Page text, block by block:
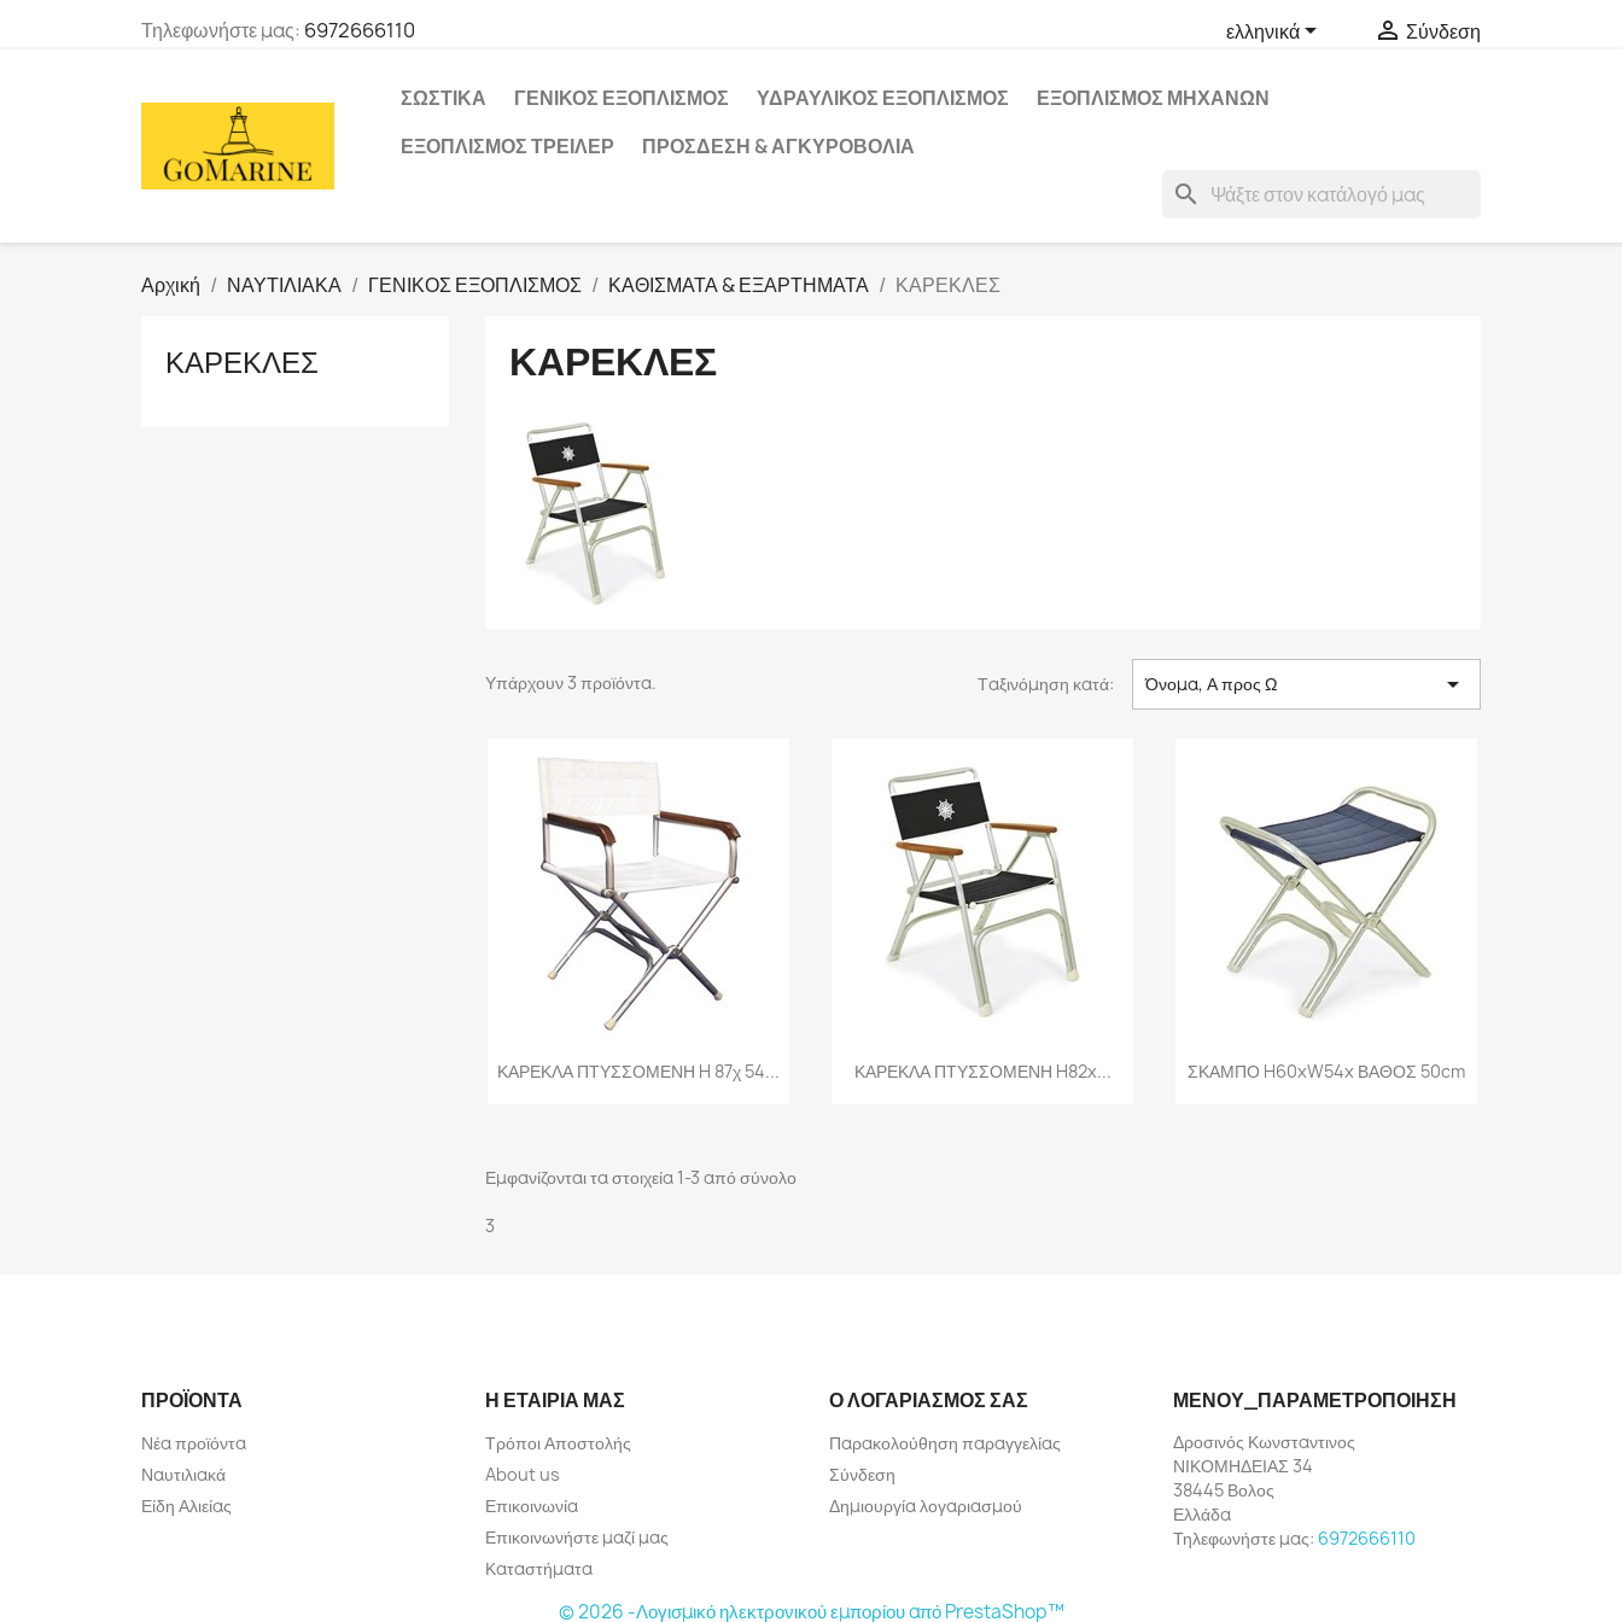
Τηλεφωνήστε μας: 6972666110 ελληνικά  Σύνδεση
ΣΩΣΤΙΚΑ ΓΕΝΙΚΟΣ ΕΞΟΠΛΙΣΜΟΣ ΥΔΡΑΥΛΙΚΟΣ ΕΞΟΠΛΙΣΜΟΣ
ΕΞΟΠΛΙΣΜΟΣ ΜΗΧΑΝΩΝ
ΕΞΟΠΛΙΣΜΟΣ ΤΡΕΙΛΕΡ
ΠΡΌΣΔΕΣΗ & ΑΓΚΥΡΟΒΌΛΙΑ
search
Αρχική ΝΑΥΤΙΛΙΑΚΑ ΓΕΝΙΚΟΣ ΕΞΟΠΛΙΣΜΟΣ ΚΑΘΙΣΜΑΤΑ & ΕΞΑΡΤΗΜΑΤΑ ΚΑΡΕΚΛΕΣ
ΚΑΡΕΚΛΕΣ ΚΑΡΕΚΛΕΣ
Υπάρχουν 3 προϊόντα. Ταξινόμηση κατά: Όνομα, Α προς Ω 
Γρήγορη προβολή
ΚΑΡΕΚΛΑ ΠΤΥΣΣΟΜΕΝΗ H 87χ 54... Γρήγορη προβολή
ΚΑΡΕΚΛΑ ΠΤΥΣΣΟΜΕΝΗ H82x...  Γρήγορη προβολή
ΣΚΑΜΠΟ H60xW54x ΒΑΘΟΣ 50cm
Εμφανίζονται τα στοιχεία 1-3 από σύνολο
3
ΠΡΟΪΌΝΤΑ
Νέα προϊόντα
Ναυτιλιακά
Είδη Αλιείας
Η ΕΤΑΙΡΊΑ ΜΑΣ
Τρόποι Αποστολής
About us
Επικοινωνία
Επικοινωνήστε μαζί μας
Καταστήματα
Ο ΛΟΓΑΡΙΑΣΜΌΣ ΣΑΣ
Παρακολούθηση παραγγελίας
Σύνδεση
Δημιουργία λογαριασμού
ΜΕΝΟΎ_ΠΑΡΑΜΕΤΡΟΠΟΊΗΣΗ
Δροσινός Κωνσταντινος
ΝΙΚΟΜΗΔΕΙΑΣ 34
38445 Βολος
Ελλάδα
Τηλεφωνήστε μας: 6972666110
© 2026 -Λογισμικό ηλεκτρονικού εμπορίου από PrestaShop™